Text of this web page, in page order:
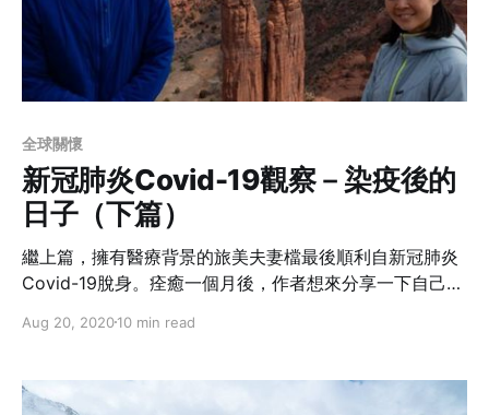
全球關懷
新冠肺炎Covid-19觀察－染疫後的
日子（下篇）
繼上篇，擁有醫療背景的旅美夫妻檔最後順利自新冠肺炎
Covid-19脫身。痊癒一個月後，作者想來分享一下自己的
疫情時代底下健健康康。
Aug 20, 202010 min read